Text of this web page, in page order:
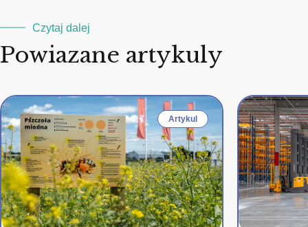
Czytaj dalej
Powiazane artykuly
Artykul